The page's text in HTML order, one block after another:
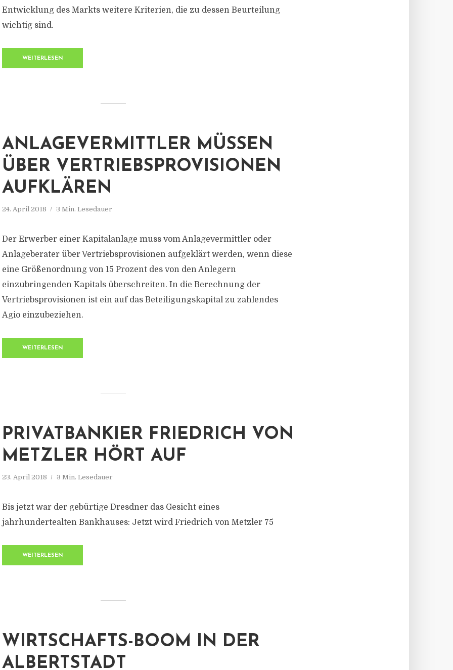
Entwicklung des Markts weitere Kriterien, die zu dessen Beurteilung
wichtig sind.
WEITERLESEN
ANLAGEVERMITTLER MÜSSEN
ÜBER VERTRIEBSPROVISIONEN
AUFKLÄREN
24. April 2018 3 Min. Lesedauer
Der Erwerber einer Kapitalanlage muss vom Anlagevermittler oder
Anlageberater über Vertriebsprovisionen aufgeklärt werden, wenn diese
eine Größenordnung von 15 Prozent des von den Anlegern
einzubringenden Kapitals überschreiten. In die Berechnung der
Vertriebsprovisionen ist ein auf das Beteiligungskapital zu zahlendes
Agio einzubeziehen.
WEITERLESEN
PRIVATBANKIER FRIEDRICH VON
METZLER HÖRT AUF
23. April 2018 3 Min. Lesedauer
Bis jetzt war der gebürtige Dresdner das Gesicht eines
jahrhundertealten Bankhauses: Jetzt wird Friedrich von Metzler 75
WEITERLESEN
WIRTSCHAFTS-BOOM IN DER
ALBERTSTADT